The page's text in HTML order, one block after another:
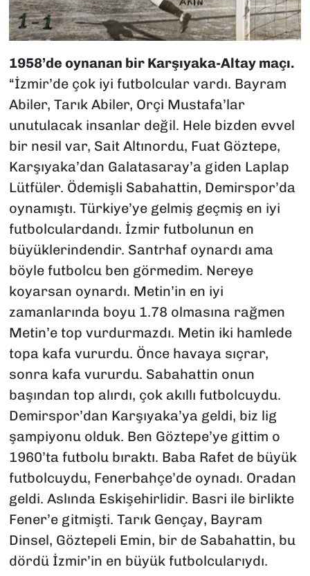
1958’de oynanan bir Karşıyaka-Altay maçı.
“İzmir’de çok iyi futbolcular vardı. Bayram
Abiler, Tarık Abiler, Orçi Mustafa’lar
unutulacak insanlar değil. Hele bizden evvel
bir nesil var, Sait Altınordu, Fuat Göztepe,
Karşıyaka’dan Galatasaray’a giden Laplap
Lütfüler. Ödemişli Sabahattin, Demirspor’da
oynamıştı. Türkiye’ye gelmiş geçmiş en iyi
futbolculardandı. İzmir futbolunun en
büyüklerindendir. Santrhaf oynardı ama
böyle futbolcu ben görmedim. Nereye
koyarsan oynardı. Metin’in en iyi
zamanlarında boyu 1.78 olmasına rağmen
Metin’e top vurdurmazdı. Metin iki hamlede
topa kafa vururdu. Önce havaya sıçrar,
sonra kafa vururdu. Sabahattin onun
başından top alırdı, çok akıllı futbolcuydu.
Demirspor’dan Karşıyaka’ya geldi, biz lig
şampiyonu olduk. Ben Göztepe’ye gittim o
1960’ta futbolu bıraktı. Baba Rafet de büyük
futbolcuydu, Fenerbahçe’de oynadı. Oradan
geldi. Aslında Eskişehirlidir. Basri ile birlikte
Fener’e gitmişti. Tarık Gençay, Bayram
Dinsel, Göztepeli Emin, bir de Sabahattin, bu
dördü İzmir’in en büyük futbolcularıydı.